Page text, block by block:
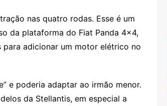
nas quatro rodas. Esse é um
da plataforma do Fiat Panda 4×4,
adicionar um motor elétrico no
e poderia adaptar ao irmão menor.
da Stellantis, em especial a